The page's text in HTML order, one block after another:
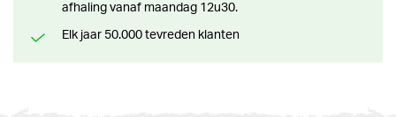
afhaling vanaf maandag 12u30.
Elk jaar 50.000 tevreden klanten